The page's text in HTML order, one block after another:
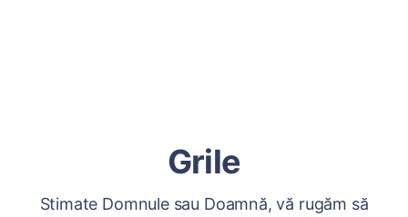
Grile
Stimate Domnule sau Doamnă, vă rugăm să